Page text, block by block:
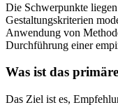
Die Schwerpunkte
Gestaltungskriterien
Anwendung von
Durchführung einer
Was ist das
Das Ziel ist es,